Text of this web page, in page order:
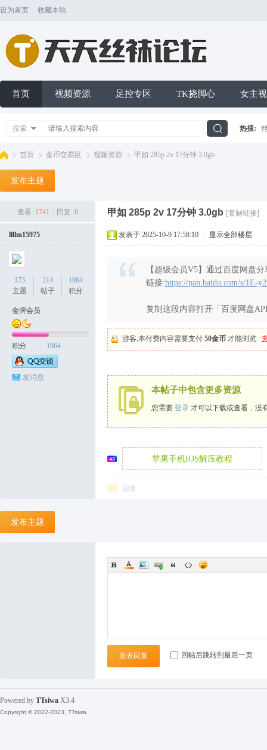
设为首页 收藏本站
首页 视频资源 足控专区 TK挠脚心 女主
搜索 热搜:
首页 金币交易区 视频资源 甲如 285p 2v 17分钟 3.0gb
发布主题
查看: 1741 回复: 0 甲如 285p 2v 17分钟 3.0gb [复制链接]
llllm15975
173
主题
214
帖子
1964
积分
金牌会员
积分 1964
发消息
发表于 2025-10-9 17:58:10 显示全部楼层
【超级会员V5】通过百度网盘
链接:https://pan.baidu.com/s/1E-
复制这段内容打开「百度网盘
游客,本付费内容需要支付 50金币 才能浏览
本帖子中包含更多资源
您需要 登录 才可以下载或查看，没
苹果手机IOS解压教程
回复
发布主题
发表回复 回帖后跳转到最后一页
Powered by TTsiwa X3.4
Copyright © 2022-2023, TTsiwa.